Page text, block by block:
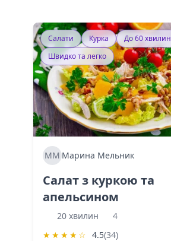
Салати Курка
До 60 хвилин
Швидко та легко
ММ Марина Мельник
Салат з куркою та
апельсином
20 хвилин
4
★ ★ ★ ★ ☆ 4.5(34)